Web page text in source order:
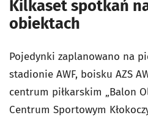
Kilkaset spotkań
obiektach
Pojedynki zaplanowano na
stadionie AWF, boisku AZS
centrum piłkarskim „Balon
Centrum Sportowym